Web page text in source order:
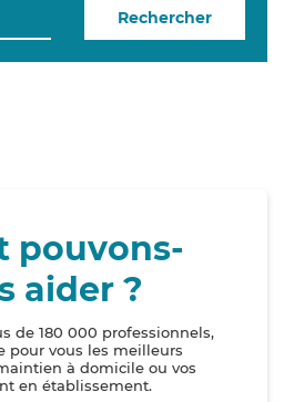
Rechercher
pouvons-
aider ?
de 180 000 professionnels,
pour vous les meilleurs
à domicile ou vos
en établissement.